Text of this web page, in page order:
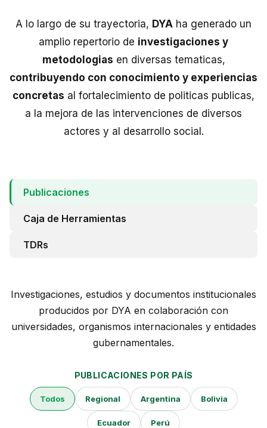
Argentina
En Ecuador
En Argentina
CONTACTO
A lo largo de su trayectoria, DYA ha generado un
amplio repertorio de investigaciones y
metodologias en diversas tematicas,
contribuyendo con conocimiento y experiencias
concretas al fortalecimiento de politicas publicas,
a la mejora de las intervenciones de diversos
actores y al desarrollo social.
Publicaciones
Caja de Herramientas
TDRs
Investigaciones, estudios y documentos institucionales
producidos por DYA en colaboración con
universidades, organismos internacionales y entidades
gubernamentales.
PUBLICACIONES POR PAÍS
Todos Regional Argentina Bolivia
Ecuador Perú